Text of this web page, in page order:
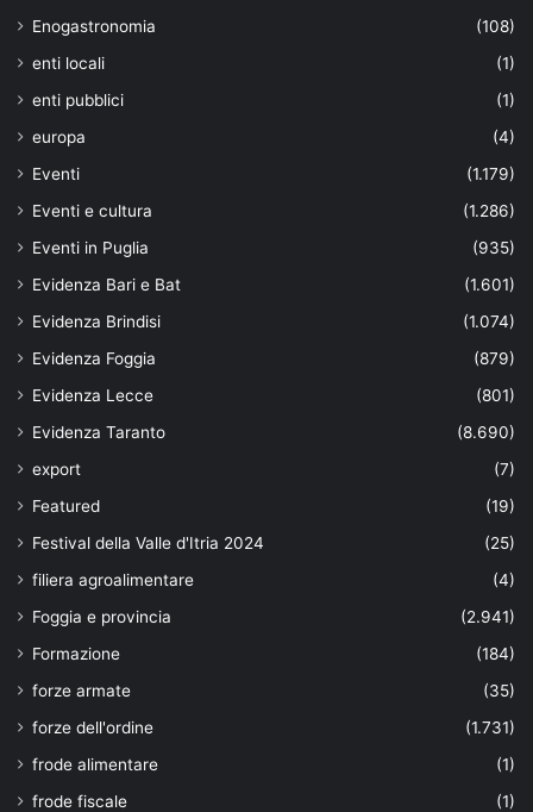
Enogastronomia
(108)
enti locali
(1)
enti pubblici
(1)
europa
(4)
Eventi
(1.179)
Eventi e cultura
(1.286)
Eventi in Puglia
(935)
Evidenza Bari e Bat
(1.601)
Evidenza Brindisi
(1.074)
Evidenza Foggia
(879)
Evidenza Lecce
(801)
Evidenza Taranto
(8.690)
export
(7)
Featured
(19)
Festival della Valle d'Itria 2024
(25)
filiera agroalimentare
(4)
Foggia e provincia
(2.941)
Formazione
(184)
forze armate
(35)
forze dell'ordine
(1.731)
frode alimentare
(1)
frode fiscale
(1)